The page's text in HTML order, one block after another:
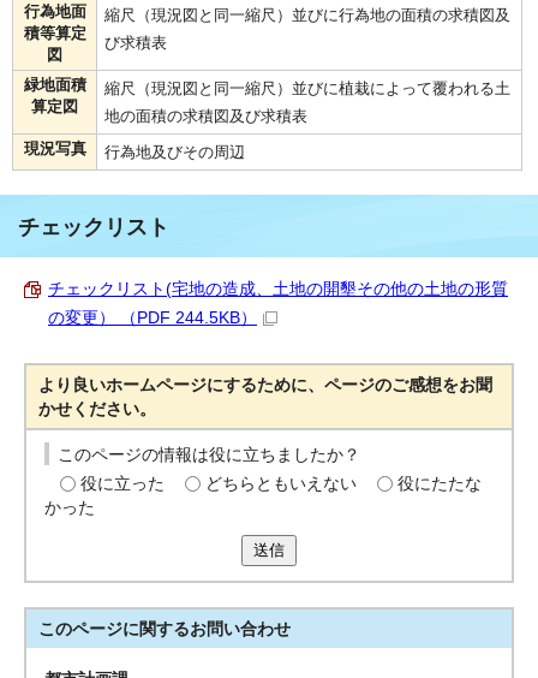
行為地面
積等算定
図
縮尺（現況図と同一縮尺）並びに行為地の面積の求積図及
び求積表
緑地面積
算定図
縮尺（現況図と同一縮尺）並びに植栽によって覆われる土
地の面積の求積図及び求積表
現況写真
行為地及びその周辺
チェックリスト
チェックリスト(宅地の造成、土地の開墾その他の土地の形質
の変更） （PDF 244.5KB）
より良いホームページにするために、ページのご感想をお聞
かせください。
このページの情報は役に立ちましたか？
役に立った
どちらともいえない
役にたたな
かった
送信
このページに関するお問い合わせ